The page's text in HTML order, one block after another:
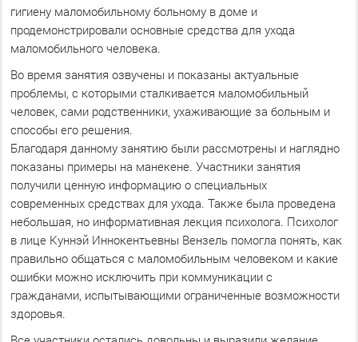
гигиену маломобильному больному в доме и
продемонстрировали основные средства для ухода
маломобильного человека.
Во время занятия озвучены и показаны актуальные
проблемы, с которыми сталкивается маломобильный
человек, сами родственники, ухаживающие за больным и
способы его решения.
Благодаря данному занятию были рассмотрены и наглядно
показаны примеры на манекене. Участники занятия
получили ценную информацию о специальных
современных средствах для ухода. Также была проведена
небольшая, но информативная лекция психолога. Психолог
в лице Куннэй Иннокентьевны Вензель помогла понять, как
правильно общаться с маломобильным человеком и какие
ошибки можно исключить при коммуникации с
гражданами, испытывающими ограниченные возможности
здоровья.